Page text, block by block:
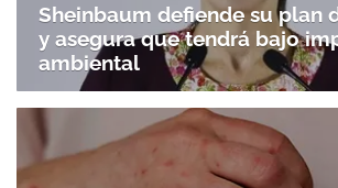
Sheinbaum defiende su plan
y asegura que tendrá bajo
ambiental